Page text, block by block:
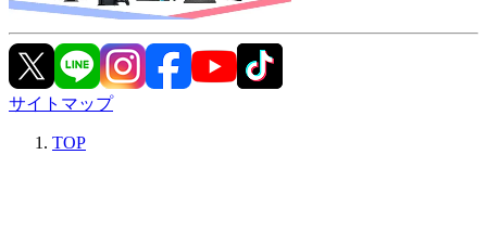
サイトマップ
TOP